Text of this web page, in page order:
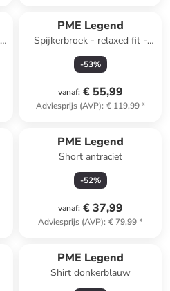
PME Legend
Spijkerbroek - relaxed fit -
donkerblauw
-53%
vanaf: € 55,99
Adviesprijs (AVP): € 119,99*
PME Legend
Short antraciet
-52%
vanaf: € 37,99
Adviesprijs (AVP): € 79,99*
PME Legend
Shirt donkerblauw